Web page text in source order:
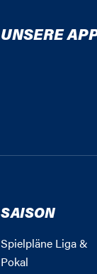
UNSERE
SAISON
Spielpläne Liga &
Pokal